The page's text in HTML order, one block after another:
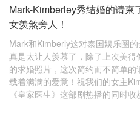
Mark-Kimberley秀结婚的请柬
女羡煞旁人！
Mark和Kimberly这对泰国娱乐圈的
真是太让人羡慕了，除了上次美得
的求婚照片，这次简约而不简单的
载着满满的爱意！祝我们的女主
《皇家医生》这部剧热播的同时收